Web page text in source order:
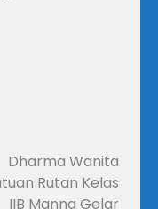
Dharma Wanita
Rutan Kelas
IIB Manna Gelar